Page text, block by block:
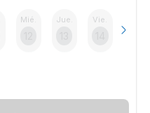
Mié. Jue. Vie.